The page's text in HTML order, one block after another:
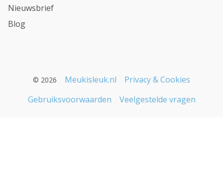
Nieuwsbrief
Blog
© 2026 Meukisleuk.nl
Privacy & Cookies
Gebruiksvoorwaarden
Veelgestelde vragen